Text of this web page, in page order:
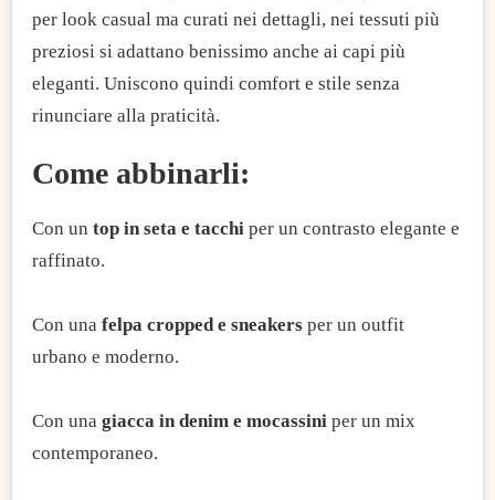
per look casual ma curati nei dettagli, nei tessuti più
preziosi si adattano benissimo anche ai capi più
eleganti. Uniscono quindi comfort e stile senza
rinunciare alla praticità.
Come abbinarli:
Con un top in seta e tacchi per un contrasto elegante e
raffinato.
Con una felpa cropped e sneakers per un outfit
urbano e moderno.
Con una giacca in denim e mocassini per un mix
contemporaneo.